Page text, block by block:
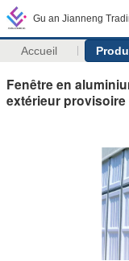
Gu an Jianneng
Accueil
Fenêtre en
extérieur provisoire